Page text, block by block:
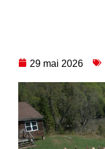
29 mai 2026